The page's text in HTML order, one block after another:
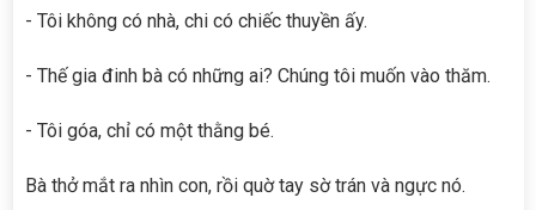
- Tôi không có nhà, chi có chiếc thuyền ấy.
- Thế gia đinh bà có những ai? Chúng tôi muốn vào thăm.
- Tôi góa, chỉ có một thằng bé.
Bà thở mắt ra nhìn con, rồi quờ tay sờ trán và ngực nó.